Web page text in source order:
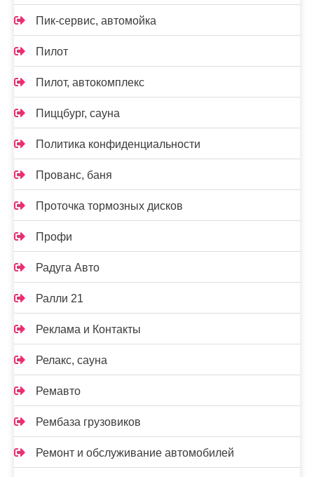
Пик-сервис, автомойка
Пилот
Пилот, автокомплекс
Пиццбург, сауна
Политика конфиденциальности
Прованс, баня
Проточка тормозных дисков
Профи
Радуга Авто
Ралли 21
Реклама и Контакты
Релакс, сауна
Ремавто
Рембаза грузовиков
Ремонт и обслуживание автомобилей